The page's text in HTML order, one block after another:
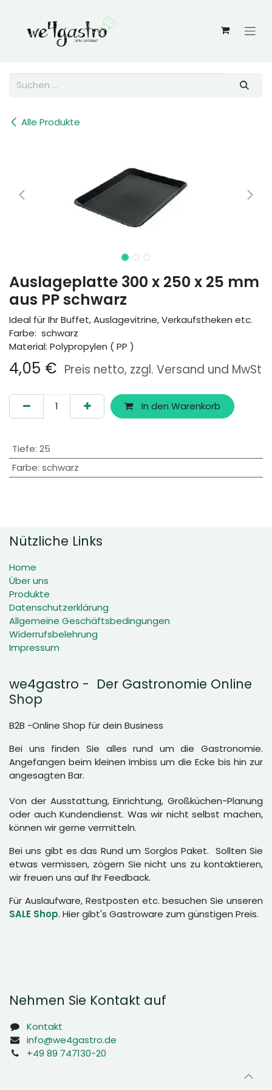
Alle Produkte
Auslageplatte 300 x 250 x 25 mm
aus PP schwarz
Ideal für Ihr Buffet, Auslagevitrine, Verkaufstheken etc.
Farbe: schwarz
Material: Polypropylen ( PP )
4,05 € Preis netto, zzgl. Versand und MwSt
In den Warenkorb
Tiefe: 25
Farbe: schwarz
Nützliche Links
Home
Über uns
Produkte
Datenschutzerklärung
Allgemeine Geschäftsbedingungen
Widerrufsbelehrung
Impressum
we4gastro - Der Gastronomie Online
Shop
B2B -Online Shop für dein Business
Bei uns finden Sie alles rund um die Gastronomie.
Angefangen beim kleinen Imbiss um die Ecke bis hin zur
angesagten Bar.
Von der Ausstattung, Einrichtung, Großküchen-Planung
oder auch Kundendienst. Was wir nicht selbst machen,
können wir gerne vermitteln.
Bei uns gibt es das Rund um Sorglos Paket. Sollten Sie
etwas vermissen, zögern Sie nicht uns zu kontaktieren,
wir freuen uns auf Ihr Feedback.
Für Auslaufware, Restposten etc. besuchen Sie unseren
SALE Shop. Hier gibt's Gastroware zum günstigen Preis.
Nehmen Sie Kontakt auf
Kontakt
info@we4gastro.de
+49 89 747130-20